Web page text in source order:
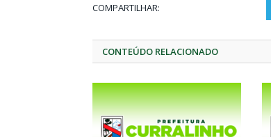
COMPARTILHAR:
CONTEÚDO RELACIONADO